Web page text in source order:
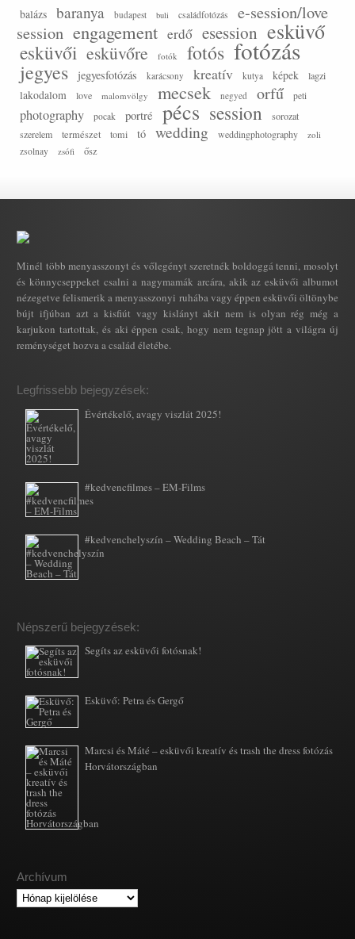
balázs baranya budapest buli családfotózás
e-session/love
session engagement erdő esession esküvő
esküvői esküvőre fotók fotós fotózás
jegyes jegyesfotózás karácsony kreatív kutya képek lagzi
lakodalom love malomvölgy mecsek negyed orfű peti
photography pocak portré pécs session
sorozat
szerelem
természet tomi tó wedding weddingphotography
zoli
zsolnay
zsófi ősz
Minél több menyasszonyt és vőlegényt szeretnék boldoggá tenni, mosolyt
és könnycseppeket csalni a nagymamák arcára, akik az esküvői albumot
nézegetve felismerik a menyasszonyi ruhába vagy éppen esküvői öltönybe
bújt ifjúban azt a kisfiút vagy kislányt akit nem is olyan rég még a
karjukon tartottak, és aki éppen csak, hogy nem tegnap jött a világra új
reménységet hozva a család életébe.
Legfrissebb bejegyzések:
Évértékelő, avagy viszlát 2025!
#kedvencfilmes – EM-Films
#kedvenchelyszín – Wedding Beach – Tát
Népszerű bejegyzések:
Segíts az esküvői fotósnak!
Esküvő: Petra és Gergő
Marcsi és Máté – esküvői kreatív és trash the dress fotózás
Horvátországban
Archívum
Archívum